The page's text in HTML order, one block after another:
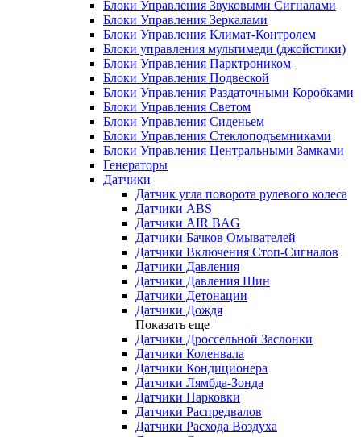
Блоки Управления Звуковыми Сигналами
Блоки Управления Зеркалами
Блоки Управления Климат-Контролем
Блоки управления мультимеди (джойстики)
Блоки Управления Парктроником
Блоки Управления Подвеской
Блоки Управления Раздаточными Коробками
Блоки Управления Светом
Блоки Управления Сиденьем
Блоки Управления Стеклоподъемниками
Блоки Управления Центральными Замками
Генераторы
Датчики
Датчик угла поворота рулевого колеса
Датчики ABS
Датчики AIR BAG
Датчики Бачков Омывателей
Датчики Включения Стоп-Сигналов
Датчики Давления
Датчики Давления Шин
Датчики Детонации
Датчики Дождя
Показать еще
Датчики Дроссельной Заслонки
Датчики Коленвала
Датчики Кондиционера
Датчики Лямбда-Зонда
Датчики Парковки
Датчики Распредвалов
Датчики Расхода Воздуха